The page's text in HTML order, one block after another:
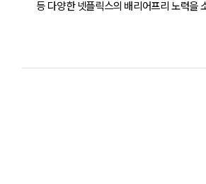
등 다양한 넷플릭스의 배리어프리 노력을